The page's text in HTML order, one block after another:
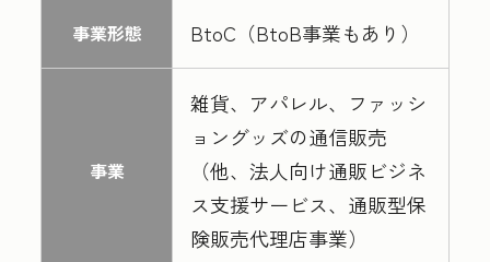
事業形態 BtoC（BtoB事業もあり）
事業
雑貨、アパレル、ファッシ
ョングッズの通信販売
（他、法人向け通販ビジネ
ス支援サービス、通販型保
険販売代理店事業）